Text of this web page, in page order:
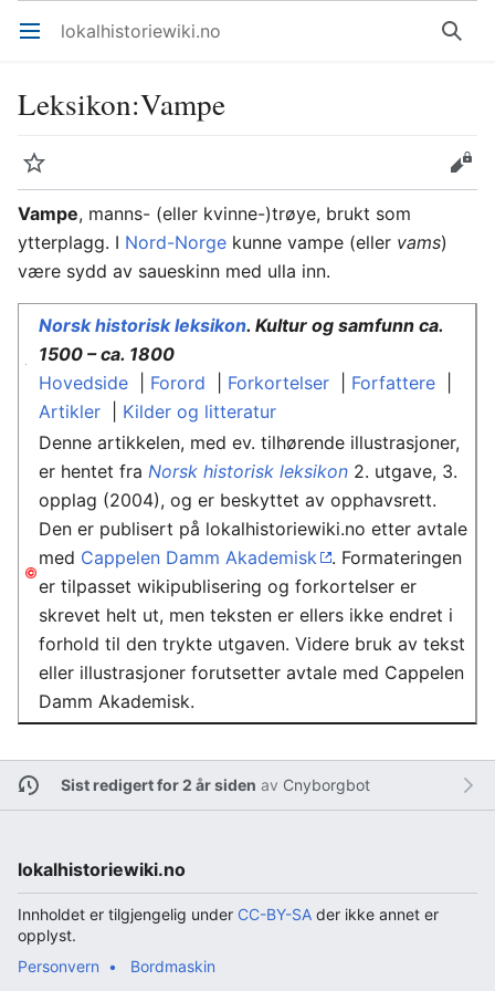
Åpne hovedmenyen lokalhistoriewiki.no Søk
Leksikon:Vampe
Overvåk
Rediger
Vampe, manns- (eller kvinne-)trøye, brukt som
ytterplagg. I Nord-Norge kunne vampe (eller vams)
være sydd av saueskinn med ulla inn.
Norsk historisk leksikon. Kultur og samfunn ca.
1500 – ca. 1800
Hovedside| Forord Forkortelser| Forfattere|
Artikler| Kilder og litteratur
Denne artikkelen, med ev. tilhørende illustrasjoner,
er hentet fra Norsk historisk leksikon2. utgave, 3.
opplag (2004), og er beskyttet av opphavsrett.
Den er publisert på lokalhistoriewiki.no etter avtale
med Cappelen Damm Akademisk
. Formateringen
er tilpasset wikipublisering og forkortelser er
skrevet helt ut, men teksten er ellers ikke endret i
forhold til den trykte utgaven. Videre bruk av tekst
eller illustrasjoner forutsetter avtale med Cappelen
Damm Akademisk.
Sist redigert for 2 år siden av Cnyborgbot
lokalhistoriewiki.no
Innholdet er tilgjengelig under CC-BY-SA der ikke annet er
opplyst.
Personvern
Bordmaskin